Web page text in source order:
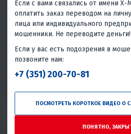
товаром.
Без проблем
Хорошая надёжность
Проблемы или брак встречаются
большинстве случаев.
Если с вами связались от имени X-
оплатить заказ переводом на
лица или индивидуального
мошенники. Не переводите деньги!
Если у вас есть подозрения в
позвоните нам:
+7 (351) 200-70-81
ПОСМОТРЕТЬ КОРОТКОЕ ВИДЕО О
ПОНЯТНО,